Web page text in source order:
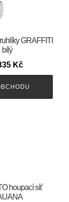
GRAFFITI
bílý
Kč
houpací síť